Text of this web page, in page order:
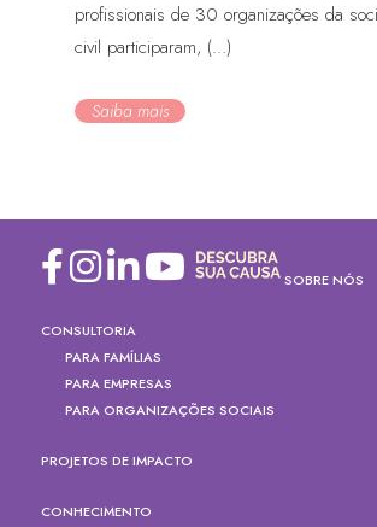
profissionais de 30 organizações da
civil participaram, (...)
Saiba mais
SOBRE NÓS
CONSULTORIA
PARA FAMÍLIAS
PARA EMPRESAS
PARA ORGANIZAÇÕES SOCIAIS
PROJETOS DE IMPACTO
CONHECIMENTO